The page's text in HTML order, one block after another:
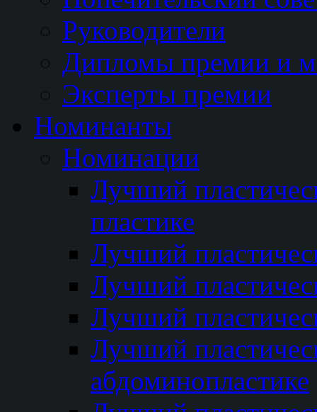
Руководители
Дипломы премии и
Эксперты премии
Номинанты
Номинации
Лучший
пластике
Лучший
Лучший
Лучший
Лучший
абдоминопластике